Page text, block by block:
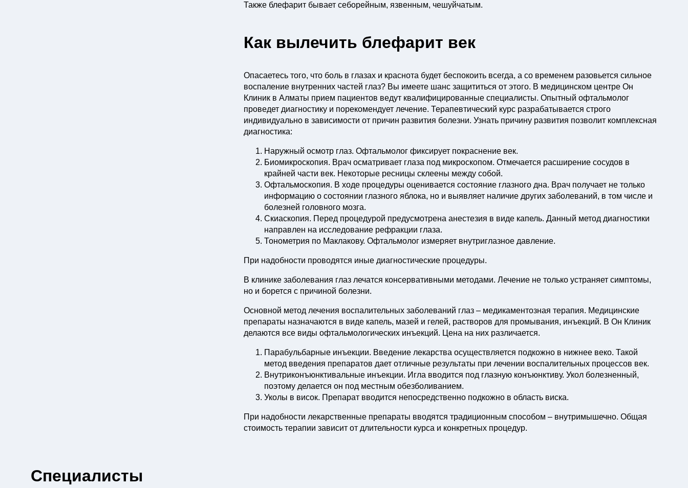
Также блефарит бывает себорейным, язвенным, чешуйчатым.
Как вылечить блефарит век
Опасаетесь того, что боль в глазах и краснота будет беспокоить всегда, а со временем разовьется сильное
воспаление внутренних частей глаз? Вы имеете шанс защититься от этого. В медицинском центре Он
Клиник в Алматы прием пациентов ведут квалифицированные специалисты. Опытный офтальмолог
проведет диагностику и порекомендует лечение. Терапевтический курс разрабатывается строго
индивидуально в зависимости от причин развития болезни. Узнать причину развития позволит комплексная
диагностика:
Наружный осмотр глаз. Офтальмолог фиксирует покраснение век.
Биомикроскопия. Врач осматривает глаза под микроскопом. Отмечается расширение сосудов в
крайней части век. Некоторые ресницы склеены между собой.
Офтальмоскопия. В ходе процедуры оценивается состояние глазного дна. Врач получает не только
информацию о состоянии глазного яблока, но и выявляет наличие других заболеваний, в том числе и
болезней головного мозга.
Скиаскопия. Перед процедурой предусмотрена анестезия в виде капель. Данный метод диагностики
направлен на исследование рефракции глаза.
Тонометрия по Маклакову. Офтальмолог измеряет внутриглазное давление.
При надобности проводятся иные диагностические процедуры.
В клинике заболевания глаз лечатся консервативными методами. Лечение не только устраняет симптомы,
но и борется с причиной болезни.
Основной метод лечения воспалительных заболеваний глаз – медикаментозная терапия. Медицинские
препараты назначаются в виде капель, мазей и гелей, растворов для промывания, инъекций. В Он Клиник
делаются все виды офтальмологических инъекций. Цена на них различается.
Парабульбарные инъекции. Введение лекарства осуществляется подкожно в нижнее веко. Такой
метод введения препаратов дает отличные результаты при лечении воспалительных процессов век.
Внутриконъюнктивальные инъекции. Игла вводится под глазную конъюнктиву. Укол болезненный,
поэтому делается он под местным обезболиванием.
Уколы в висок. Препарат вводится непосредственно подкожно в область виска.
При надобности лекарственные препараты вводятся традиционным способом – внутримышечно. Общая
стоимость терапии зависит от длительности курса и конкретных процедур.
Специалисты